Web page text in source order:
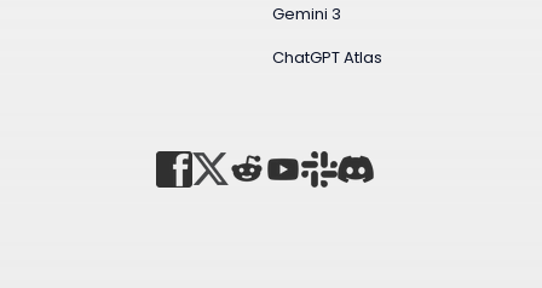
Gemini 3
ChatGPT Atlas